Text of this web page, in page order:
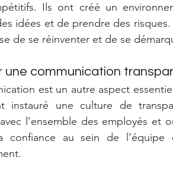
Ils ont créé un
idées et de prendre des
de se réinventer et de se
une communication
est un autre aspect
instauré une culture de
l’ensemble des employés
confiance au sein de